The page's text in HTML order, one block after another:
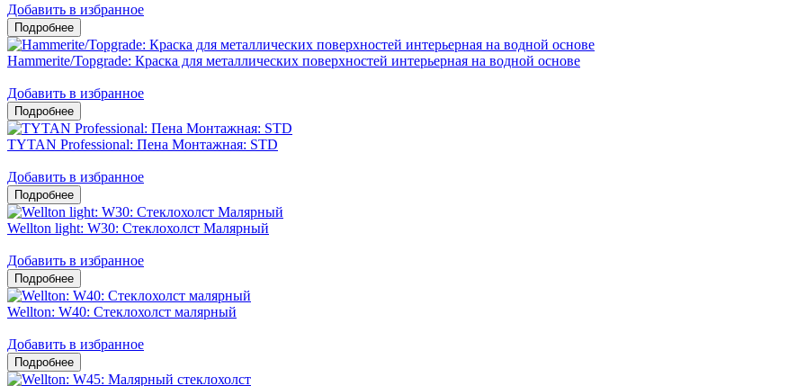
Добавить в избранное
Hammerite/Topgrade: Краска для металлических поверхностей интерьерная на водной основе
Добавить в избранное
TYTAN Professional: Пена Монтажная: STD
Добавить в избранное
Wellton light: W30: Стеклохолст Малярный
Добавить в избранное
Wellton: W40: Стеклохолст малярный
Добавить в избранное